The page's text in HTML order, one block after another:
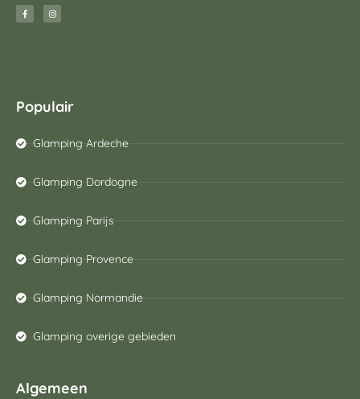
Populair
Glamping Ardeche
Glamping Dordogne
Glamping Parijs
Glamping Provence
Glamping Normandie
Glamping overige gebieden
Algemeen